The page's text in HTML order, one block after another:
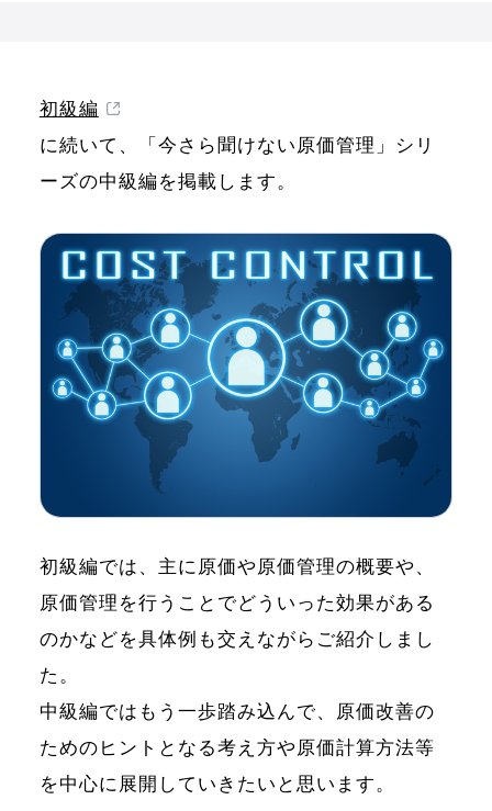
初級編
に続いて、「今さら聞けない原価管理」シリ
ーズの中級編を掲載します。
初級編では、主に原価や原価管理の概要や、
原価管理を行うことでどういった効果がある
のかなどを具体例も交えながらご紹介しまし
た。
中級編ではもう一歩踏み込んで、原価改善の
ためのヒントとなる考え方や原価計算方法等
を中心に展開していきたいと思います。